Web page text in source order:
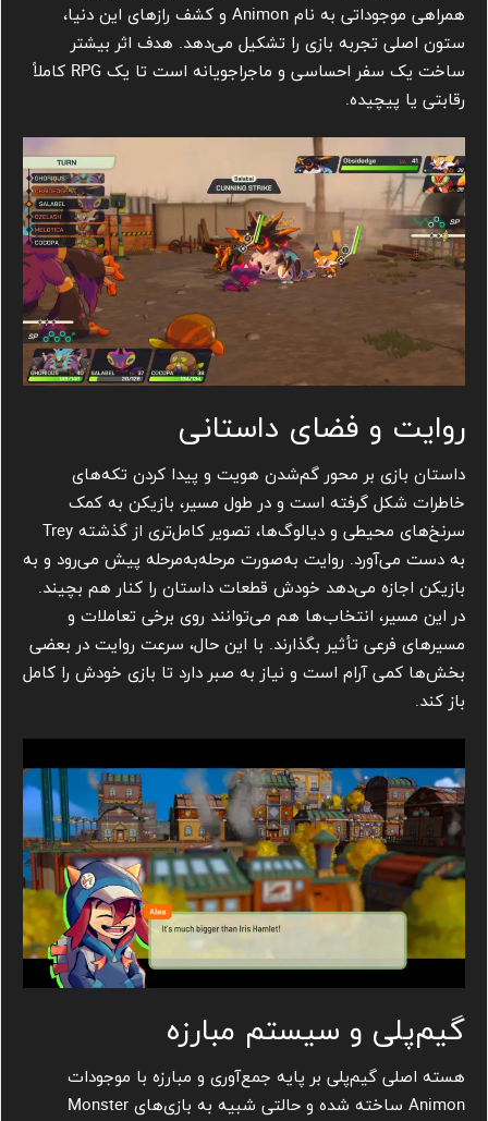
همراهی موجوداتی به نام Animon و کشف رازهای این دنیا،
ستون اصلی تجربه بازی را تشکیل می‌دهد. هدف اثر بیشتر
ساخت یک سفر احساسی و ماجراجویانه است تا یک RPG کاملاً
رقابتی یا پیچیده.
روایت و فضای داستانی
داستان بازی بر محور گم‌شدن هویت و پیدا کردن تکه‌های
خاطرات شکل گرفته است و در طول مسیر، بازیکن به کمک
سرنخ‌های محیطی و دیالوگ‌ها، تصویر کامل‌تری از گذشته Trey
به دست می‌آورد. روایت به‌صورت مرحله‌به‌مرحله پیش می‌رود و به
بازیکن اجازه می‌دهد خودش قطعات داستان را کنار هم بچیند.
در این مسیر، انتخاب‌ها هم می‌توانند روی برخی تعاملات و
مسیرهای فرعی تأثیر بگذارند. با این حال، سرعت روایت در بعضی
بخش‌ها کمی آرام است و نیاز به صبر دارد تا بازی خودش را کامل
باز کند.
گیم‌پلی و سیستم مبارزه
هسته اصلی گیم‌پلی بر پایه جمع‌آوری و مبارزه با موجودات
Animon ساخته شده و حالتی شبیه به بازی‌های Monster